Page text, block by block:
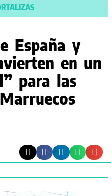
España y
en un
para las